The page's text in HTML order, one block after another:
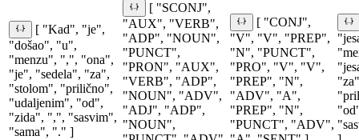
[ "Kad", "je",
"došao", "u",
"menzu", ",", "ona",
"je", "sedela", "za",
"stolom", "prilično",
"udaljenim", "od",
"zida", ",", "sasvim",
"sama", "." ]
[ "SCONJ",
"AUX", "VERB",
"ADP", "NOUN",
"PUNCT",
"PRON", "AUX",
"VERB", "ADP",
"NOUN", "ADV",
"ADJ", "ADP",
"NOUN",
[ "CONJ",
"V", "V", "PREP",
"N", "PUNCT",
"PRO", "V", "V",
"PREP", "N",
"ADV", "A",
"PREP", "N",
"PUNCT", "ADV",